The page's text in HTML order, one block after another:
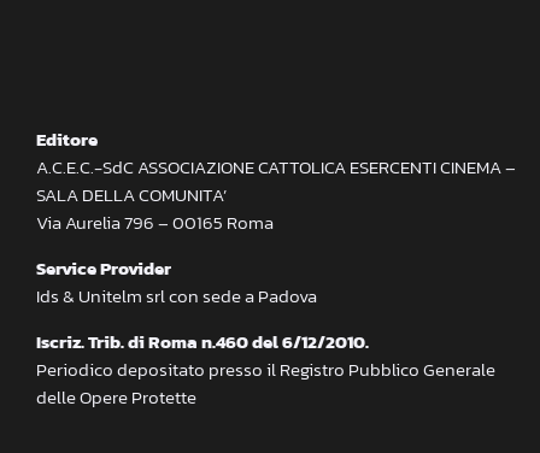
Editore
A.C.E.C.-SdC ASSOCIAZIONE CATTOLICA ESERCENTI CINEMA –
SALA DELLA COMUNITA’
Via Aurelia 796 – 00165 Roma
Service Provider
Ids & Unitelm srl con sede a Padova
Iscriz. Trib. di Roma n.460 del 6/12/2010.
Periodico depositato presso il Registro Pubblico Generale
delle Opere Protette